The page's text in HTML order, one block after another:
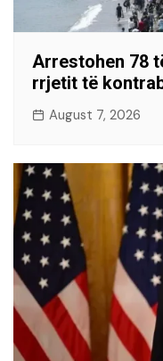
Arrestohen 78
rrjetit të
August 7, 2026